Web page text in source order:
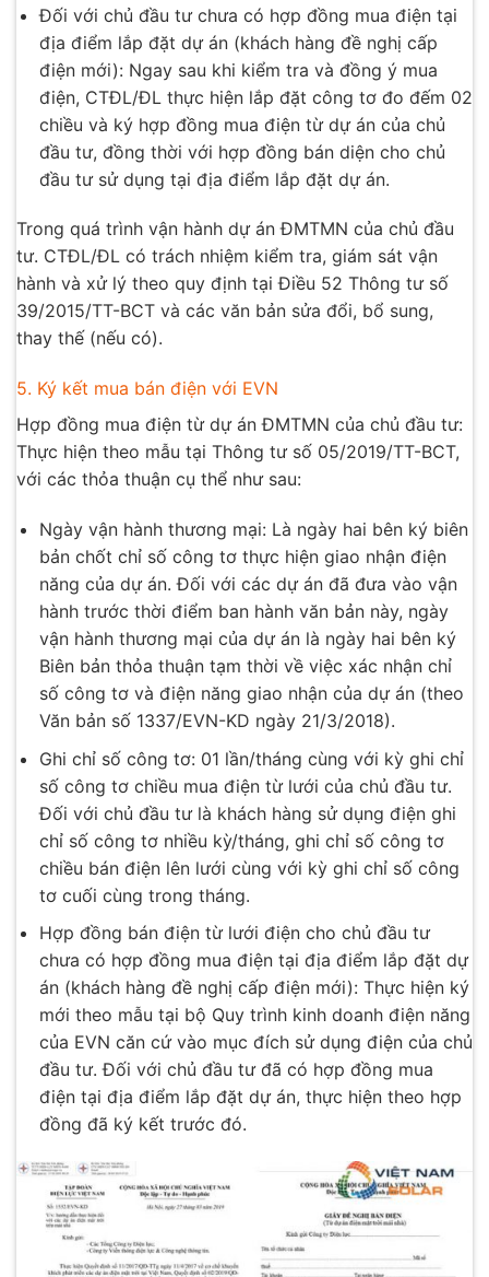
Đối với chủ đầu tư chưa có hợp đồng mua điện tại
địa điểm lắp đặt dự án (khách hàng đề nghị cấp
điện mới): Ngay sau khi kiểm tra và đồng ý mua
điện, CTĐL/ĐL thực hiện lắp đặt công tơ đo đếm 02
chiều và ký hợp đồng mua điện từ dự án của chủ
đầu tư, đồng thời với hợp đồng bán diện cho chủ
đầu tư sử dụng tại địa điểm lắp đặt dự án.
Trong quá trình vận hành dự án ĐMTMN của chủ đầu
tư. CTĐL/ĐL có trách nhiệm kiểm tra, giám sát vận
hành và xử lý theo quy định tại Điều 52 Thông tư số
39/2015/TT-BCT và các văn bản sửa đổi, bổ sung,
thay thế (nếu có).
5. Ký kết mua bán điện với EVN
Hợp đồng mua điện từ dự án ĐMTMN của chủ đầu tư:
Thực hiện theo mẫu tại Thông tư số 05/2019/TT-BCT,
với các thỏa thuận cụ thể như sau:
Ngày vận hành thương mại: Là ngày hai bên ký biên
bản chốt chỉ số công tơ thực hiện giao nhận điện
năng của dự án. Đối với các dự án đã đưa vào vận
hành trước thời điểm ban hành văn bản này, ngày
vận hành thương mại của dự án là ngày hai bên ký
Biên bản thỏa thuận tạm thời về việc xác nhận chỉ
số công tơ và điện năng giao nhận của dự án (theo
Văn bản số 1337/EVN-KD ngày 21/3/2018).
Ghi chỉ số công tơ: 01 lần/tháng cùng với kỳ ghi chỉ
số công tơ chiều mua điện từ lưới của chủ đầu tư.
Đối với chủ đầu tư là khách hàng sử dụng điện ghi
chỉ số công tơ nhiều kỳ/tháng, ghi chỉ số công tơ
chiều bán điện lên lưới cùng với kỳ ghi chỉ số công
tơ cuối cùng trong tháng.
Hợp đồng bán điện từ lưới điện cho chủ đầu tư
chưa có hợp đồng mua điện tại địa điểm lắp đặt dự
án (khách hàng đề nghị cấp điện mới): Thực hiện ký
mới theo mẫu tại bộ Quy trình kinh doanh điện năng
của EVN căn cứ vào mục đích sử dụng điện của chủ
đầu tư. Đối với chủ đầu tư đã có hợp đồng mua
điện tại địa điểm lắp đặt dự án, thực hiện theo hợp
đồng đã ký kết trước đó.